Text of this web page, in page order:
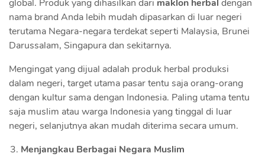
global. Produk yang dihasilkan dari maklon herbal dengan
nama brand Anda lebih mudah dipasarkan di luar negeri
terutama Negara-negara terdekat seperti Malaysia, Brunei
Darussalam, Singapura dan sekitarnya.
Mengingat yang dijual adalah produk herbal produksi
dalam negeri, target utama pasar tentu saja orang-orang
dengan kultur sama dengan Indonesia. Paling utama tentu
saja muslim atau warga Indonesia yang tinggal di luar
negeri, selanjutnya akan mudah diterima secara umum.
Menjangkau Berbagai Negara Muslim